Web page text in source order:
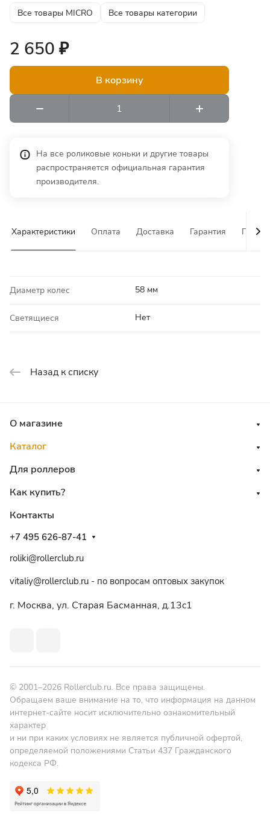
Все товары MICRO Все товары категории
2 650 ₽
В корзину
На все роликовые коньки и другие товары
распространяется официальная гарантия
производителя.
Характеристики Оплата Доставка Гарантия
Диаметр колес 58 мм
Светящиеся Нет
Назад к списку
О магазине
Каталог
Для роллеров
Как купить?
Контакты
+7 495 626-87-41
roliki@rollerclub.ru
vitaliy@rollerclub.ru - по вопросам оптовых закупок
г. Москва, ул. Старая Басманная, д.13c1
© 2001–2026 Rollerclub.ru. Все права защищены.
Обращаем ваше внимание на то, что информация на данном
интернет-сайте носит исключительно ознакомительный
характер
и ни при каких условиях не является публичной офертой,
определяемой положениями Статьи 437 Гражданского
кодекса РФ.